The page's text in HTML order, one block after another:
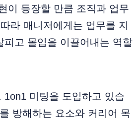
이 등장할 만큼 조직과 업무
라 매니저에게는 업무를 지
고 몰입을 이끌어내는 역할
미팅을 도입하고 있습
방해하는 요소와 커리어 목